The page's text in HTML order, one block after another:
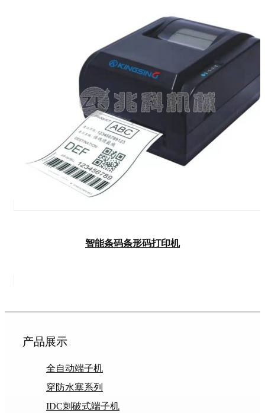
智能条码条形码打印机
产品展示
全自动端子机
穿防水塞系列
IDC刺破式端子机